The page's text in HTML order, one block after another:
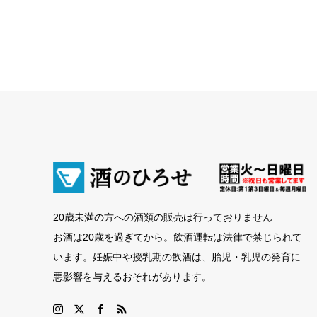
20歳未満の方への酒類の販売は行っておりません
お酒は20歳を過ぎてから。飲酒運転は法律で禁じられて
います。妊娠中や授乳期の飲酒は、胎児・乳児の発育に
悪影響を与えるおそれがあります。